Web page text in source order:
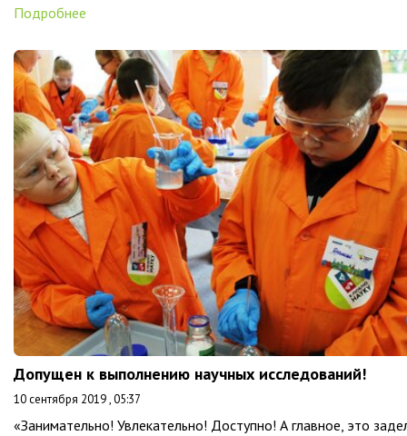
Подробнее
Допущен к выполнению научных исследований!
10 сентября 2019 , 05:37
«Занимательно! Увлекательно! Доступно! А главное, это